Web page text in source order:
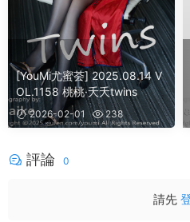
[YouMi尤蜜荟] 2025.08.14 V
OL.1158 桃桃·夭夭twins
2026-02-01 238
評論 0
請先